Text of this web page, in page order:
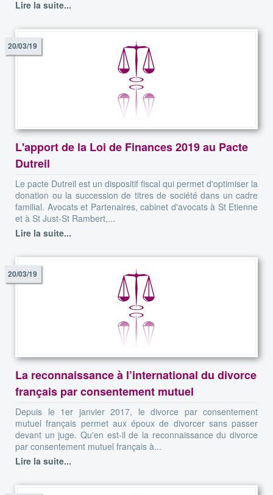
Lire la suite...
20/03/19
L'apport de la Loi de Finances 2019 au Pacte
Dutreil
Le pacte Dutreil est un dispositif fiscal qui permet d'optimiser la
donation ou la succession de titres de société dans un cadre
familial. Avocats et Partenaires, cabinet d'avocats à St Etienne
et à St Just-St Rambert,...
Lire la suite...
20/03/19
La reconnaissance à l’international du divorce
français par consentement mutuel
Depuis le 1er janvier 2017, le divorce par consentement
mutuel français permet aux époux de divorcer sans passer
devant un juge. Qu'en est-il de la reconnaissance du divorce
par consentement mutuel français à...
Lire la suite...